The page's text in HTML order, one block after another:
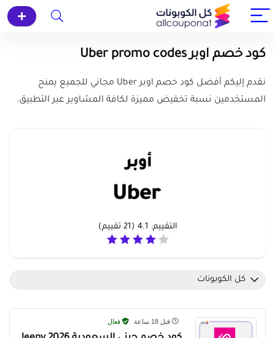
كود خصم اوبر Uber promo codes
نقدم إليكم أفضل كود خصم اوبر Uber مجاني للجميع يمنح
المستخدمين نسبة تخفيض مميزة لكافة المشاوير عبر التطبيق.
التقييم: 4.1
(
21 تقييم)
كل الكوبونات
قبل 18 ساعة فعال